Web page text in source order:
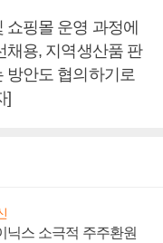
핑몰 운영 과정에
채용, 지역생산품 판
방안도 협의하기로
]
닉스 소극적 주주환원